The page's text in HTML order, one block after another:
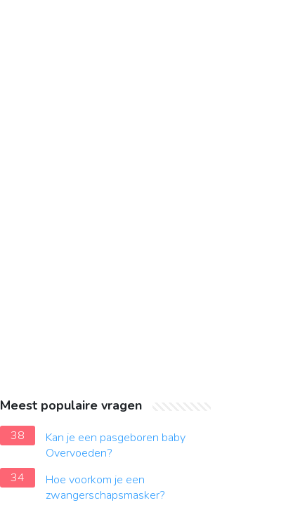
Meest populaire vragen
38
Kan je een pasgeboren baby
Overvoeden?
34
Hoe voorkom je een
zwangerschapsmasker?